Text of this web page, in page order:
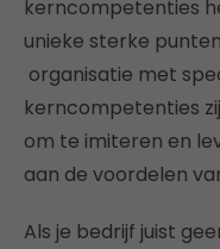
kerncompetenties
unieke sterke
organisatie met
kerncompetenties
om te imiteren en
aan de voordelen
Als je bedrijf juist